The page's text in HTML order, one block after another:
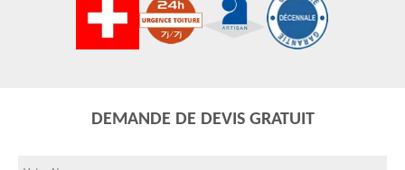
DEMANDE DE DEVIS GRATUIT